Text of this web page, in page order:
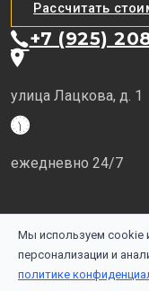
Рассчитать
+7 (925)
улица Лацкова, д. 1
ежедневно 24/7
Сайт носит
публичной офертой,
получения подробной
телефону или в наш офис
Мы используем cookie
персонализации и
политике